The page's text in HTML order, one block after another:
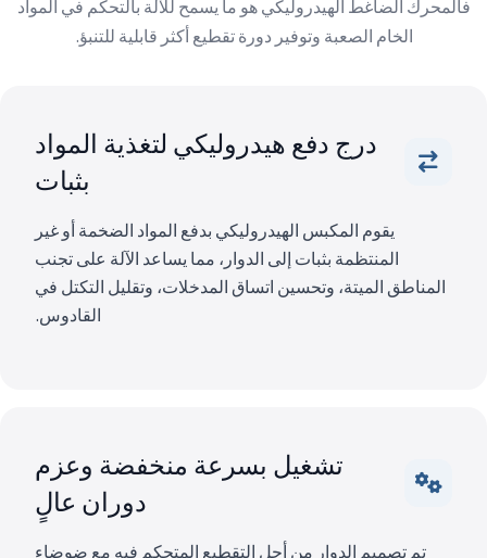
فالمحرك الضاغط الهيدروليكي هو ما يسمح للآلة بالتحكم في المواد
الخام الصعبة وتوفير دورة تقطيع أكثر قابلية للتنبؤ.
درج دفع هيدروليكي لتغذية المواد
بثبات
يقوم المكبس الهيدروليكي بدفع المواد الضخمة أو غير
المنتظمة بثبات إلى الدوار، مما يساعد الآلة على تجنب
المناطق الميتة، وتحسين اتساق المدخلات، وتقليل التكتل في
القادوس.
تشغيل بسرعة منخفضة وعزم
دوران عالٍ
تم تصميم الدوار من أجل التقطيع المتحكم فيه مع ضوضاء